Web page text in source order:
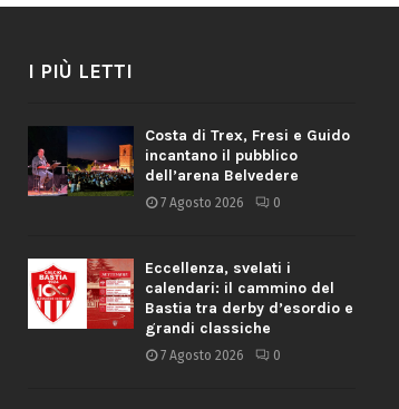
I PIÙ LETTI
Costa di Trex, Fresi e Guido
incantano il pubblico
dell’arena Belvedere
7 Agosto 2026 0
Eccellenza, svelati i
calendari: il cammino del
Bastia tra derby d’esordio e
grandi classiche
7 Agosto 2026 0